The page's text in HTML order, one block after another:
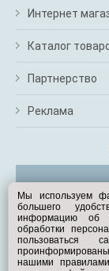
Интернет
Каталог
Партнерство
Реклама
Мы используем
большего
информацию об
обработки
нашими